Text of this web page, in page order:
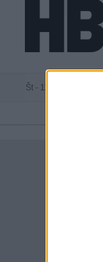
Št - 11-08